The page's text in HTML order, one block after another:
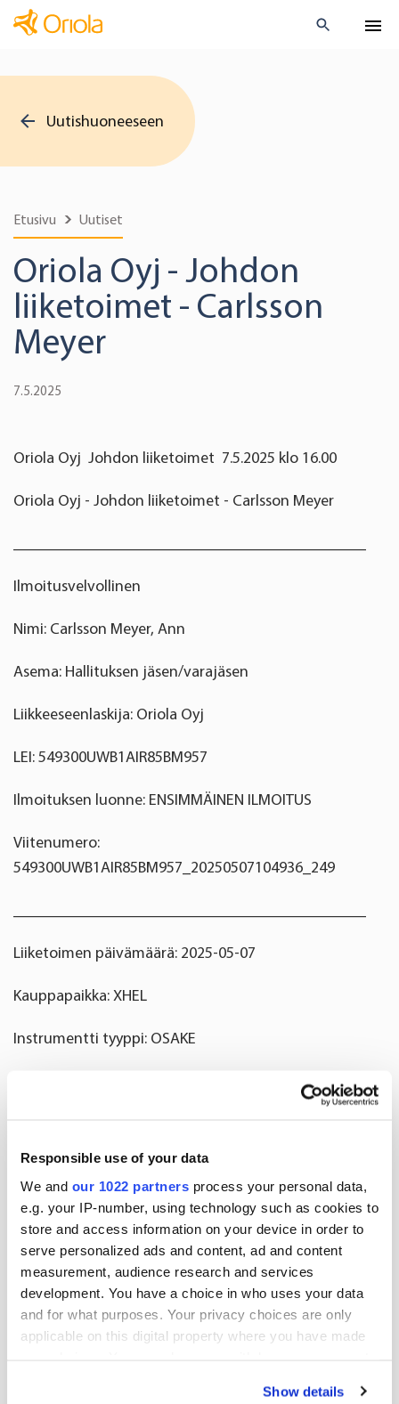
Responsible use of your data
We and our 1022 partners process your personal data,
e.g. your IP-number, using technology such as cookies to
store and access information on your device in order to
serve personalized ads and content, ad and content
measurement, audience research and services
development. You have a choice in who uses your data
and for what purposes. Your privacy choices are only
applicable on this digital property where you have made
Show details
Uutishuoneeseen
Etusivu Uutiset
Oriola Oyj - Johdon
liiketoimet - Carlsson
Meyer
7.5.2025
Oriola Oyj Johdon liiketoimet 7.5.2025 klo 16.00
Oriola Oyj - Johdon liiketoimet - Carlsson Meyer
Ilmoitusvelvollinen
Nimi: Carlsson Meyer, Ann
Asema: Hallituksen jäsen/varajäsen
Liikkeeseenlaskija: Oriola Oyj
LEI: 549300UWB1AIR85BM957
Ilmoituksen luonne: ENSIMMÄINEN ILMOITUS
Viitenumero:
549300UWB1AIR85BM957_20250507104936_249
Liiketoimen päivämäärä: 2025-05-07
Kauppapaikka: XHEL
Instrumentti tyyppi: OSAKE
VASTAANOTTAMINEN
Liiketoimien yksityiskohtaiset tiedot
(1): Volyymi: 12461 Yksikköhinta: 0.00 EUR
Liiketoimien yhdistetyt tiedot
(1): Volyymi: 12461 Keskihinta: 0.00 EUR